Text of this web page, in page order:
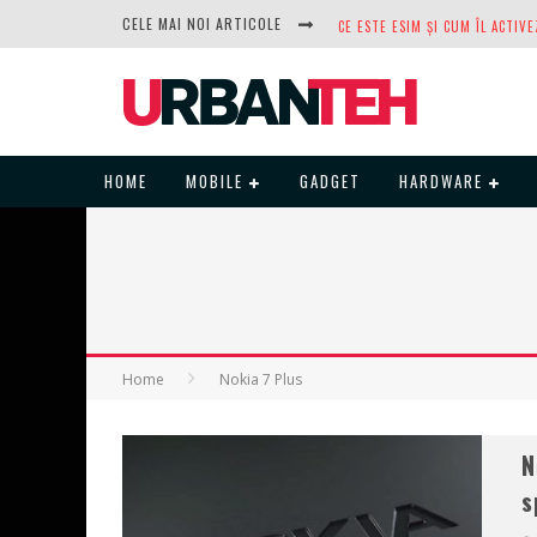
CELE MAI NOI ARTICOLE
DUPĂ ANI DE REFUZURI,
HOME MOBILE GADGET HARDWARE
Home Nokia 7 Plus